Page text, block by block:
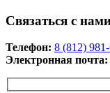
Связаться с
Телефон: 8 (812)
Электронная почта: